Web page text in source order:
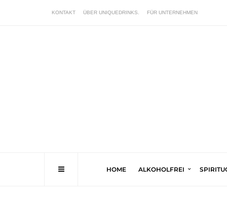
KONTAKT ÜBER UNIQUEDRINKS. FÜR UNTERNEHMEN
HOME ALKOHOLFREI